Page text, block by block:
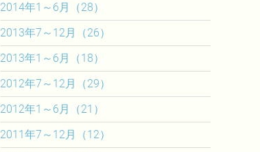
2014年1～6月（28）
2013年7～12月（26）
2013年1～6月（18）
2012年7～12月（29）
2012年1～6月（21）
2011年7～12月（12）